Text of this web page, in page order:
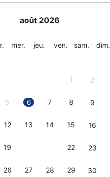
août 2026
mardi
mer. mercredi
jeu. jeudiven. vendredi
sam. samedi
dim.
1 2
5 6 7 8 9
12 13 14 15 16
19 22 23
26 27 28 29 30